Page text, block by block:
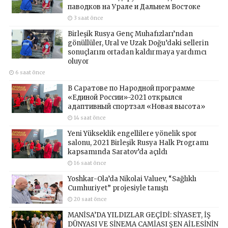
паводков на Урале и Дальнем Востоке
3 saat önce
Birleşik Rusya Genç Muhafızları’ndan
gönüllüler, Ural ve Uzak Doğu’daki sellerin
sonuçlarını ortadan kaldırmaya yardımcı
oluyor
6 saat önce
В Саратове по Народной программе
«Единой России»-2021 открылся
адаптивный спортзал «Новая высота»
14 saat önce
Yeni Yükseklik engellilere yönelik spor
salonu, 2021 Birleşik Rusya Halk Programı
kapsamında Saratov’da açıldı
16 saat önce
Yoshkar-Ola’da Nikolai Valuev, “Sağlıklı
Cumhuriyet” projesiyle tanıştı
20 saat önce
MANİSA’DA YILDIZLAR GEÇİDİ: SİYASET, İŞ
DÜNYASI VE SİNEMA CAMİASI ŞEN AİLESİNİN